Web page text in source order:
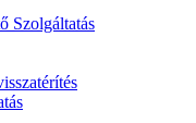
Szolgáltatás